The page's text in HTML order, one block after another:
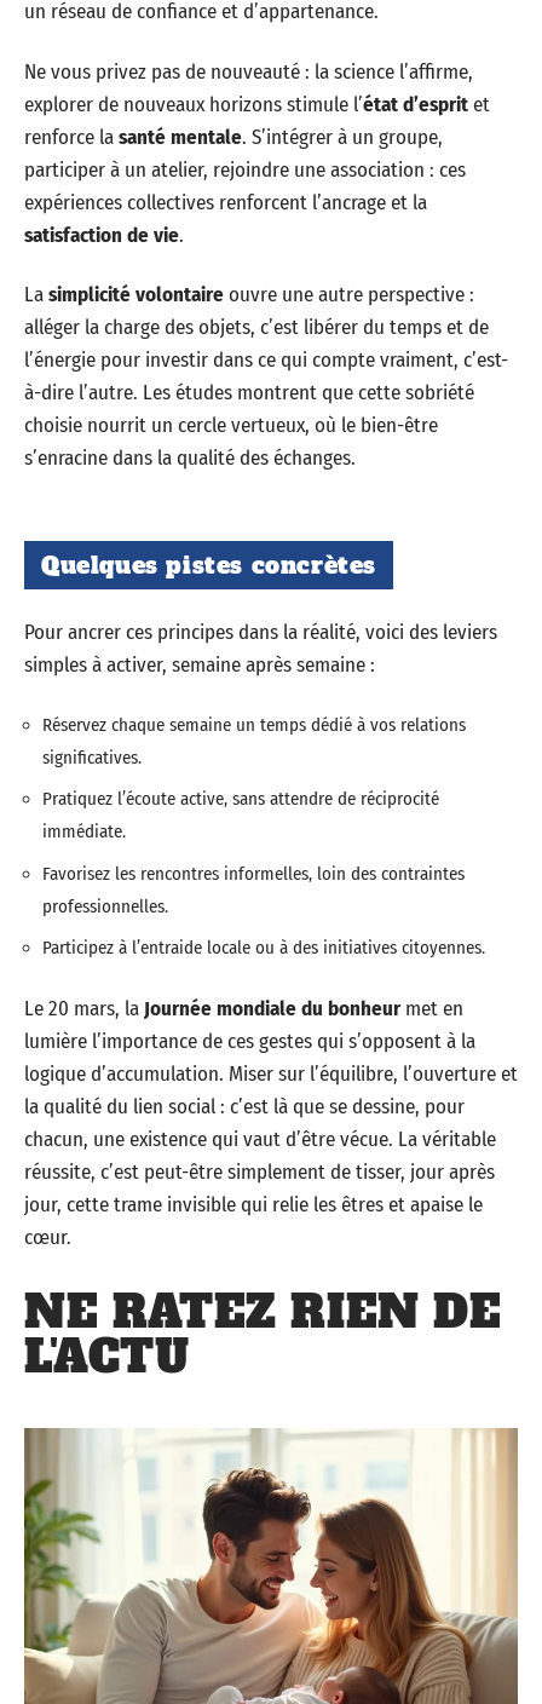
un réseau de confiance et d’appartenance.
Ne vous privez pas de nouveauté : la science l’affirme,
explorer de nouveaux horizons stimule l’état d’espritet
renforce lasanté mentale. S’intégrer à un groupe,
participer à un atelier, rejoindre une association : ces
expériences collectives renforcent l’ancrage et la
satisfaction de vie.
Lasimplicité volontaireouvre une autre perspective :
alléger la charge des objets, c’est libérer du temps et de
l’énergie pour investir dans ce qui compte vraiment, c’est-
à-dire l’autre. Les études montrent que cette sobriété
choisie nourrit un cercle vertueux, où le bien-être
s’enracine dans la qualité des échanges.
Quelques pistes concrètes
Pour ancrer ces principes dans la réalité, voici des leviers
simples à activer, semaine après semaine :
Réservez chaque semaine un temps dédié à vos relations
significatives.
Pratiquez l’écoute active, sans attendre de réciprocité
immédiate.
Favorisez les rencontres informelles, loin des contraintes
professionnelles.
Participez à l’entraide locale ou à des initiatives citoyennes.
Le 20 mars, la Journée mondiale du bonheurmet en
lumière l’importance de ces gestes qui s’opposent à la
logique d’accumulation. Miser sur l’équilibre, l’ouverture et
la qualité du lien social : c’est là que se dessine, pour
chacun, une existence qui vaut d’être vécue. La véritable
réussite, c’est peut-être simplement de tisser, jour après
jour, cette trame invisible qui relie les êtres et apaise le
cœur.
NE RATEZ RIEN DE
L'ACTU